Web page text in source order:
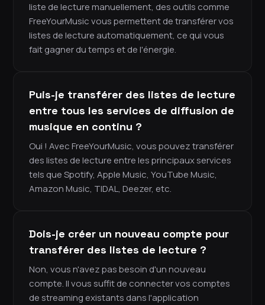
liste de lecture manuellement, des outils comme
FreeYourMusic vous permettent de transférer vos
listes de lecture automatiquement, ce qui vous
fait gagner du temps et de l'énergie.
Puis-je transférer des listes de lecture
entre tous les services de diffusion de
musique en continu ?
Oui ! Avec FreeYourMusic, vous pouvez transférer
des listes de lecture entre les principaux services
tels que Spotify, Apple Music, YouTube Music,
Amazon Music, TIDAL, Deezer, etc.
Dois-je créer un nouveau compte pour
transférer des listes de lecture ?
Non, vous n'avez pas besoin d'un nouveau
compte. Il vous suffit de connecter vos comptes
de streaming existants dans l'application